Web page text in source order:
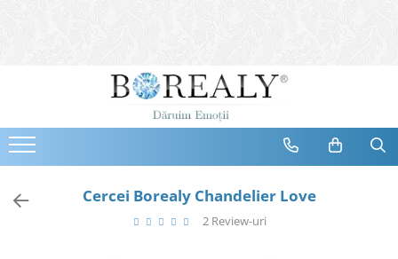
Bijuterii
Cercei
Bratari
Coliere
Cercei Borealy Chandelier Love
2 Review-uri